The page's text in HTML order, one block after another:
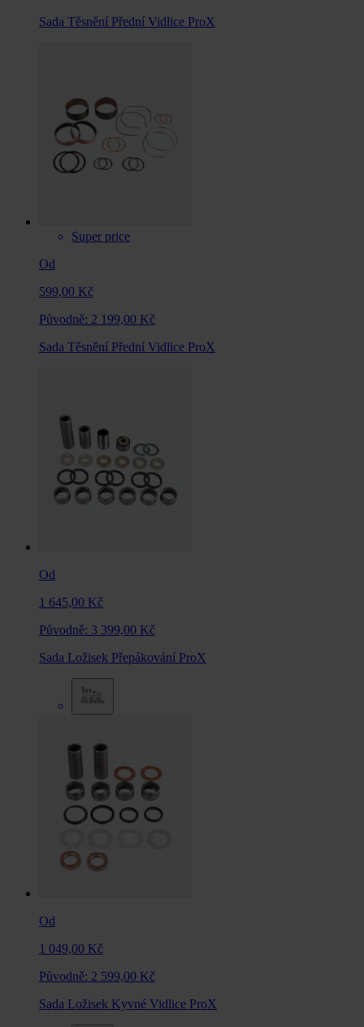
Sada Těsnění Přední Vidlice ProX
Super price
Od
599,00 Kč
Původně: 2 199,00 Kč
Sada Těsnění Přední Vidlice ProX
Od
1 645,00 Kč
Původně: 3 399,00 Kč
Sada Ložisek Přepákování ProX
Od
1 049,00 Kč
Původně: 2 599,00 Kč
Sada Ložisek Kyvné Vidlice ProX